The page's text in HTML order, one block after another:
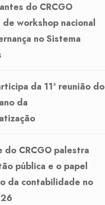
do CRCGO
workshop nacional
no Sistema
da 11ª reunião do
da
do CRCGO palestra
pública e o papel
da contabilidade no